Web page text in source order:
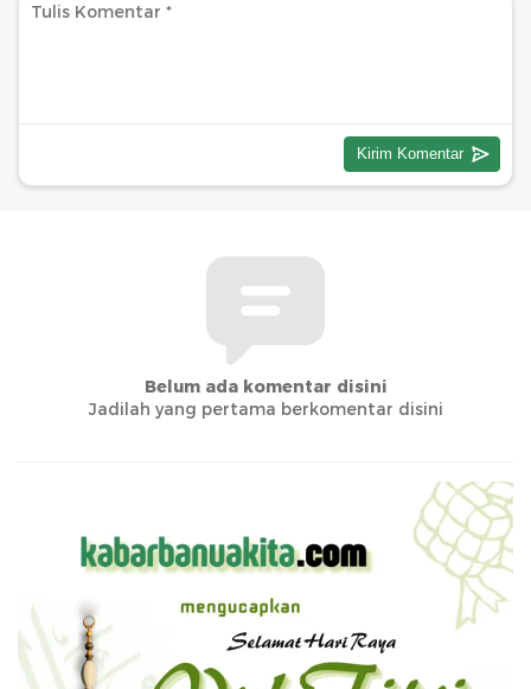
Belum ada komentar disini
Jadilah yang pertama berkomentar disini